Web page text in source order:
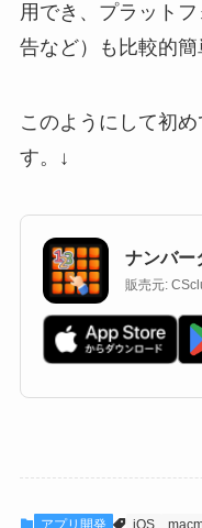
用でき、プラット
告など）も比較的簡
このようにして初
す。↓
ナンバー
販売元:
アプリ開発 iOS